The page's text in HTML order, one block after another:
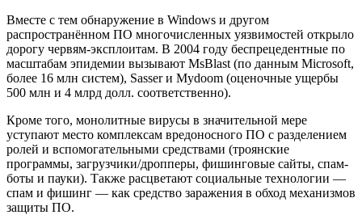
Вместе с тем обнаружение в Windows и другом
распространённом ПО многочисленных уязвимостей открыло
дорогу червям-эксплоитам. В 2004 году беспрецедентные по
масштабам эпидемии вызывают MsBlast (по данным Microsoft,
более 16 млн систем), Sasser и Mydoom (оценочные ущербы
500 млн и 4 млрд долл. соответственно).
Кроме того, монолитные вирусы в значительной мере
уступают место комплексам вредоносного ПО с разделением
ролей и вспомогательными средствами (троянские
программы, загрузчики/дропперы, фишинговые сайты, спам-
боты и пауки). Также расцветают социальные технологии —
спам и фишинг — как средство заражения в обход механизмов
защиты ПО.